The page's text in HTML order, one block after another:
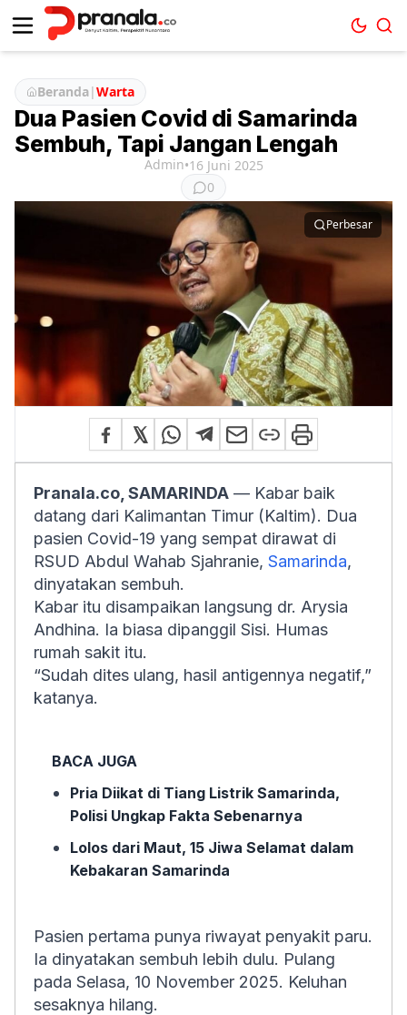
Beranda|Warta
Dua Pasien Covid di Samarinda
Sembuh, Tapi Jangan Lengah
Admin•16 Juni 2025
0
Perbesar
Pranala.co, SAMARINDA — Kabar baik
datang dari Kalimantan Timur (Kaltim). Dua
pasien Covid-19 yang sempat dirawat di
RSUD Abdul Wahab Sjahranie, Samarinda,
dinyatakan sembuh.
Kabar itu disampaikan langsung dr. Arysia
Andhina. Ia biasa dipanggil Sisi. Humas
rumah sakit itu.
“Sudah dites ulang, hasil antigennya negatif,”
katanya.
BACA JUGA
Pria Diikat di Tiang Listrik Samarinda,
Polisi Ungkap Fakta Sebenarnya
Lolos dari Maut, 15 Jiwa Selamat dalam
Kebakaran Samarinda
Pasien pertama punya riwayat penyakit paru.
Ia dinyatakan sembuh lebih dulu. Pulang
pada Selasa, 10 November 2025. Keluhan
sesaknya hilang.